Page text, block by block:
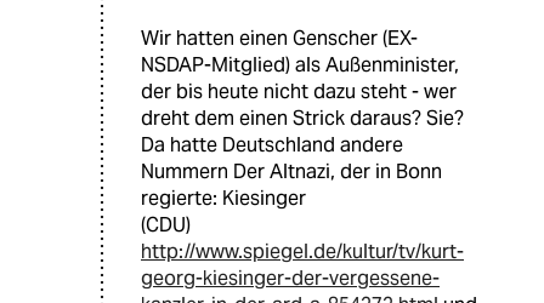
Wir hatten einen Genscher (EX-
NSDAP-Mitglied) als Außenminister,
der bis heute nicht dazu steht - wer
dreht dem einen Strick daraus? Sie?
Da hatte Deutschland andere
Nummern Der Altnazi, der in Bonn
regierte: Kiesinger
(CDU)
http://www.spiegel.de/kultur/tv/kurt-
georg-kiesinger-der-vergessene-